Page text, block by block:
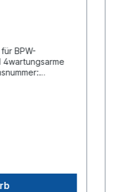
BPW-
4wartungsarme